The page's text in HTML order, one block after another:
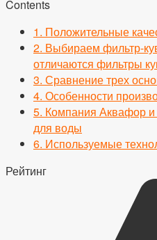
Contents
1. Положительные
2. Выбираем фильтр-
отличаются фильтры
3. Сравнение трех
4. Особенности
5. Компания Аквафор
для воды
6. Используемые
Рейтинг